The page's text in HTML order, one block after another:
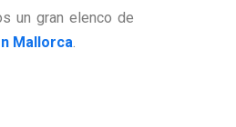
un gran elenco de
Mallorca.